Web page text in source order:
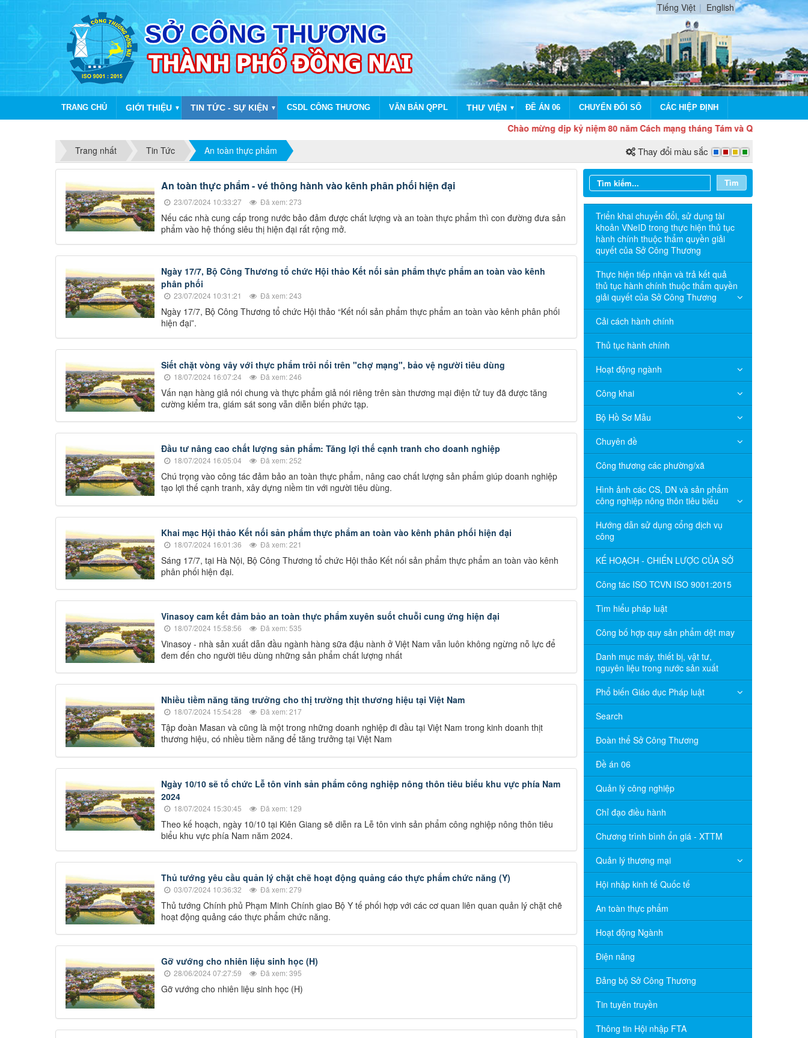
Tiếng Việt English
TRANG CHỦ GIỚI THIỆU ▼ TIN TỨC - SỰ KIỆN ▼ CSDL CÔNG THƯƠNG VĂN BẢN QPPL THƯ VIỆN ▼ ĐỀ ÁN 06 CHUYỂN ĐỔI SỐ CÁC HIỆP ĐỊNH
Chào mừng dịp kỷ niệm 80 năm Cách mạng tháng Tám và Quốc khánh 2/9
Trang nhất
Tin Tức An toàn thực phẩm Thay đổi màu sắc
An toàn thực phẩm - vé thông hành vào kênh phân phối hiện đại
23/07/2024 10:33:27 Đã xem: 273
Nếu các nhà cung cấp trong nước bảo đảm được chất lượng và an toàn thực phẩm thì con đường đưa sản
phẩm vào hệ thống siêu thị hiện đại rất rộng mở.
Ngày 17/7, Bộ Công Thương tổ chức Hội thảo Kết nối sản phẩm thực phẩm an toàn vào kênh
phân phối
23/07/2024 10:31:21 Đã xem: 243
Ngày 17/7, Bộ Công Thương tổ chức Hội thảo “Kết nối sản phẩm thực phẩm an toàn vào kênh phân phối
hiện đại”.
Siết chặt vòng vây với thực phẩm trôi nổi trên "chợ mạng", bảo vệ người tiêu dùng
18/07/2024 16:07:24 Đã xem: 246
Vấn nạn hàng giả nói chung và thực phẩm giả nói riêng trên sàn thương mại điện tử tuy đã được tăng
cường kiểm tra, giám sát song vẫn diễn biến phức tạp.
Đầu tư nâng cao chất lượng sản phẩm: Tăng lợi thế cạnh tranh cho doanh nghiệp
18/07/2024 16:05:04 Đã xem: 252
Chú trọng vào công tác đảm bảo an toàn thực phẩm, nâng cao chất lượng sản phẩm giúp doanh nghiệp
tạo lợi thế cạnh tranh, xây dựng niềm tin với người tiêu dùng.
Khai mạc Hội thảo Kết nối sản phẩm thực phẩm an toàn vào kênh phân phối hiện đại
18/07/2024 16:01:36 Đã xem: 221
Sáng 17/7, tại Hà Nội, Bộ Công Thương tổ chức Hội thảo Kết nối sản phẩm thực phẩm an toàn vào kênh
phân phối hiện đại.
Vinasoy cam kết đảm bảo an toàn thực phẩm xuyên suốt chuỗi cung ứng hiện đại
18/07/2024 15:58:56 Đã xem: 535
Vinasoy - nhà sản xuất dẫn đầu ngành hàng sữa đậu nành ở Việt Nam vẫn luôn không ngừng nỗ lực để
đem đến cho người tiêu dùng những sản phẩm chất lượng nhất
Nhiều tiềm năng tăng trưởng cho thị trường thịt thương hiệu tại Việt Nam
18/07/2024 15:54:28 Đã xem: 217
Tập đoàn Masan và cũng là một trong những doanh nghiệp đi đầu tại Việt Nam trong kinh doanh thịt
thương hiệu, có nhiều tiềm năng để tăng trưởng tại Việt Nam
Ngày 10/10 sẽ tổ chức Lễ tôn vinh sản phẩm công nghiệp nông thôn tiêu biểu khu vực phía Nam
2024
18/07/2024 15:30:45 Đã xem: 129
Theo kế hoạch, ngày 10/10 tại Kiên Giang sẽ diễn ra Lễ tôn vinh sản phẩm công nghiệp nông thôn tiêu
biểu khu vực phía Nam năm 2024.
Thủ tướng yêu cầu quản lý chặt chẽ hoạt động quảng cáo thực phẩm chức năng (Y)
03/07/2024 10:36:32 Đã xem: 279
Thủ tướng Chính phủ Phạm Minh Chính giao Bộ Y tế phối hợp với các cơ quan liên quan quản lý chặt chẽ
hoạt động quảng cáo thực phẩm chức năng.
Gỡ vướng cho nhiên liệu sinh học (H)
28/06/2024 07:27:59 Đã xem: 395
Gỡ vướng cho nhiên liệu sinh học (H)
Tìm
Triển khai chuyển đổi, sử dụng tài
khoản VNeID trong thực hiện thủ tục
hành chính thuộc thẩm quyền giải
quyết của Sở Công Thương
Thực hiện tiếp nhận và trả kết quả
thủ tục hành chính thuộc thẩm quyền
giải quyết của Sở Công Thương
Cải cách hành chính
Thủ tục hành chính
Hoạt động ngành
Công khai
Bộ Hồ Sơ Mẫu
Chuyên đề
Công thương các phường/xã
Hình ảnh các CS, DN và sản phẩm
công nghiệp nông thôn tiêu biểu
Hướng dẫn sử dụng cổng dịch vụ
công
KẾ HOẠCH - CHIẾN LƯỢC CỦA SỞ
Công tác ISO TCVN ISO 9001:2015
Tìm hiểu pháp luật
Công bố hợp quy sản phẩm dệt may
Danh mục máy, thiết bị, vật tư,
nguyên liệu trong nước sản xuất
Phổ biến Giáo dục Pháp luật
Search
Đoàn thể Sở Công Thương
Đề án 06
Quản lý công nghiệp
Chỉ đạo điều hành
Chương trình bình ổn giá - XTTM
Quản lý thương mại
Hội nhập kinh tế Quốc tế
An toàn thực phẩm
Hoạt động Ngành
Điện năng
Đảng bộ Sở Công Thương
Tin tuyên truyền
Thông tin Hội nhập FTA